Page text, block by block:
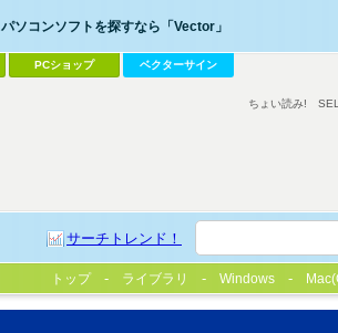
パソコンソフトを探すなら「Vector」
PCショップ ベクターサイン
サーチトレンド！
ちょい読み!
トップ ライブラリ Windows